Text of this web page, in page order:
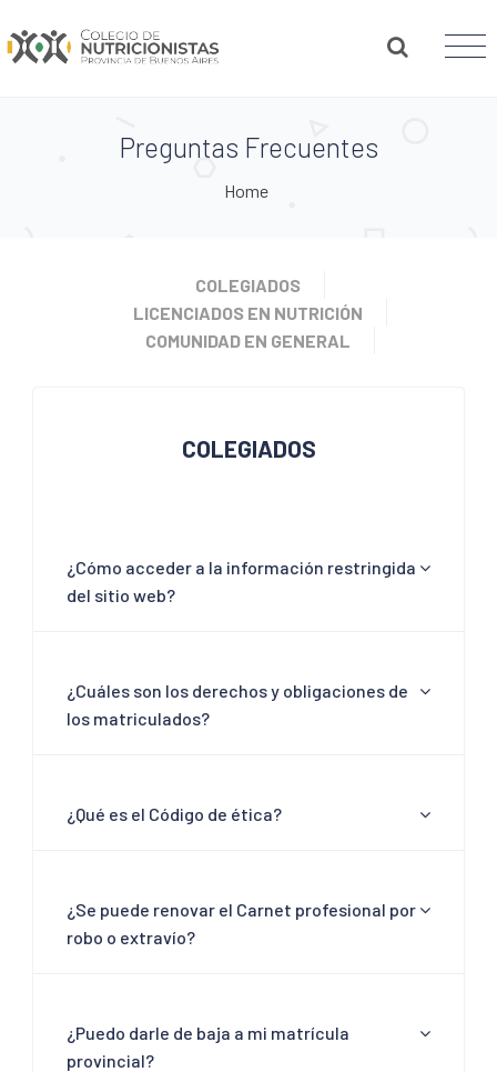
Preguntas Frecuentes
Home
COLEGIADOS
LICENCIADOS EN NUTRICIÓN
COMUNIDAD EN GENERAL
COLEGIADOS
¿Cómo acceder a la información restringida
del sitio web?
¿Cuáles son los derechos y obligaciones de
los matriculados?
¿Qué es el Código de ética?
¿Se puede renovar el Carnet profesional por
robo o extravío?
¿Puedo darle de baja a mi matrícula
provincial?